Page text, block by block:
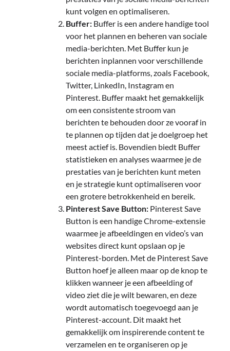
kunt volgen en optimaliseren.
Buffer: Buffer is een andere handige tool
voor het plannen en beheren van sociale
media-berichten. Met Buffer kun je
berichten inplannen voor verschillende
sociale media-platforms, zoals Facebook,
Twitter, LinkedIn, Instagram en
Pinterest. Buffer maakt het gemakkelijk
om een consistente stroom van
berichten te behouden door ze vooraf in
te plannen op tijden dat je doelgroep het
meest actief is. Bovendien biedt Buffer
statistieken en analyses waarmee je de
prestaties van je berichten kunt meten
en je strategie kunt optimaliseren voor
een grotere betrokkenheid en bereik.
Pinterest Save Button: Pinterest Save
Button is een handige Chrome-extensie
waarmee je afbeeldingen en video’s van
websites direct kunt opslaan op je
Pinterest-borden. Met de Pinterest Save
Button hoef je alleen maar op de knop te
klikken wanneer je een afbeelding of
video ziet die je wilt bewaren, en deze
wordt automatisch toegevoegd aan je
Pinterest-account. Dit maakt het
gemakkelijk om inspirerende content te
verzamelen en te organiseren op je